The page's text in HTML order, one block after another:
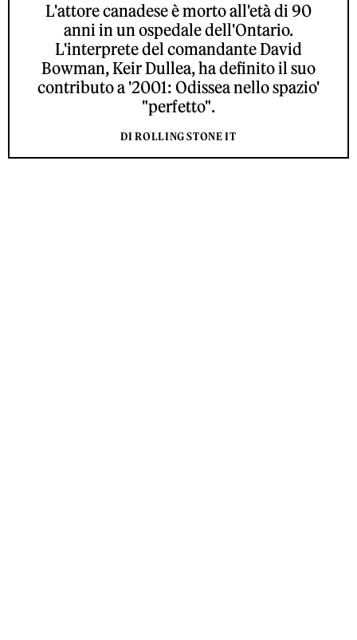
L'attore canadese è morto all'età di 90
anni in un ospedale dell'Ontario.
L'interprete del comandante David
Bowman, Keir Dullea, ha definito il suo
contributo a '2001: Odissea nello spazio'
"perfetto".
DI ROLLING STONE IT